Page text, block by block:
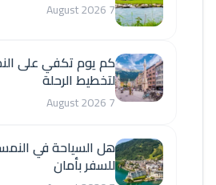
7 August 2026
كم يوم تكفي على
لتخطيط الرحلة
7 August 2026
هل السياحة في
للسفر بأمان